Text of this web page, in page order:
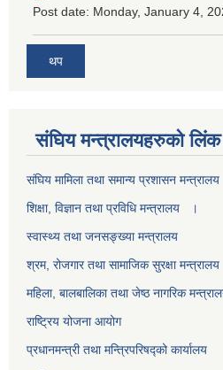
Post date: Monday, January 4,
थप
स‌ंघिय मन्त्रालयहरुको लिंक
स‌ंघिय मामिला तथा समान्य प्रशासन मन्त्रालय
शिक्षा, विज्ञान तथा प्रविधि मन्त्रालय ।
स्वास्थ्य तथा जनसङ्ख्या मन्त्रालय
श्रम, रोजगार तथा सामाजिक सुरक्षा मन्त्रालय
महिला, बालबालिका तथा जेष्ठ नागरिक
राष्ट्रिय योजना आयोग
प्रधानमन्त्री तथा मन्त्रिपरिषद्को कार्यालय